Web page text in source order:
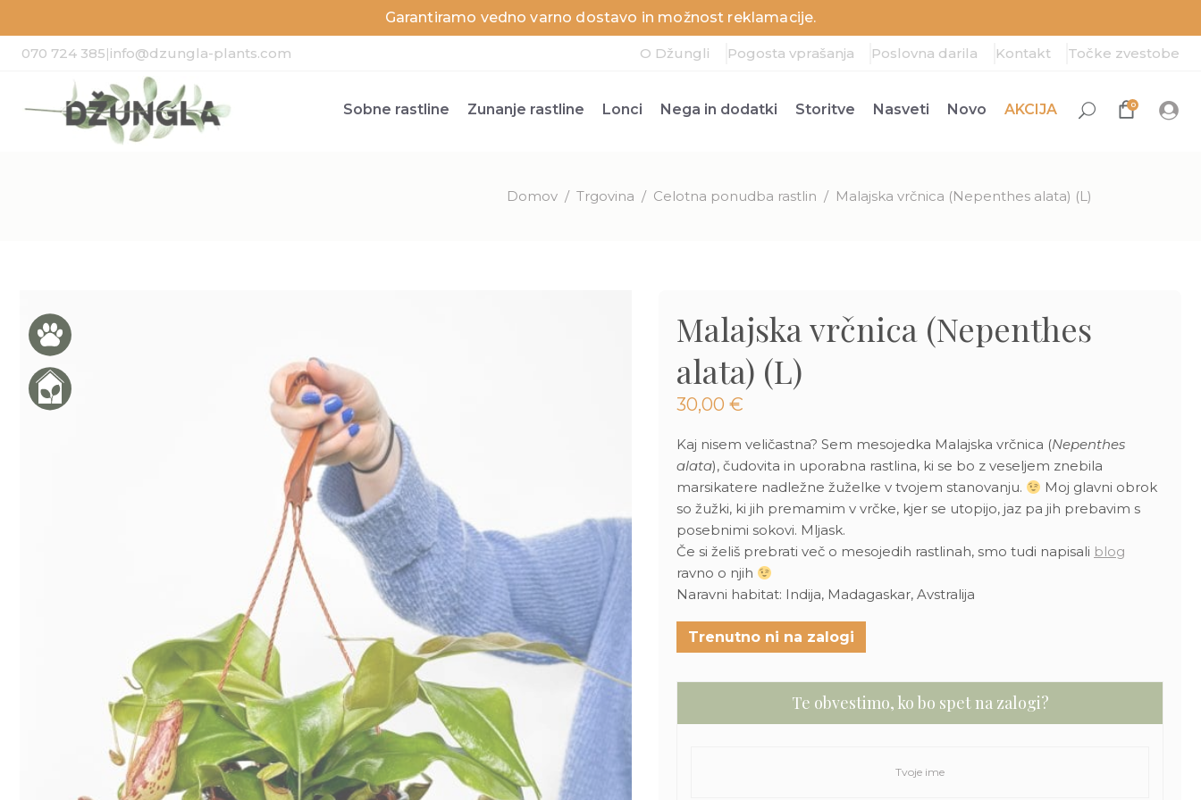
Garantiramo vedno varno dostavo in možnost reklamacije.
070 724 385|info@dzungla-plants.com O Džungli Pogosta vprašanja Poslovna darila Kontakt Točke zvestobe
Sobne rastline Zunanje rastline Lonci Nega in dodatki Storitve Nasveti Novo AKCIJA 0
Domov / Trgovina / Celotna ponudba rastlin / Malajska vrčnica (Nepenthes alata) (L)
Malajska vrčnica (Nepenthes
alata) (L)
30,00 €
Kaj nisem veličastna? Sem mesojedka Malajska vrčnica (Nepenthes
alata), čudovita in uporabna rastlina, ki se bo z veseljem znebila
marsikatere nadležne žuželke v tvojem stanovanju.
Moj glavni obrok
so žužki, ki jih premamim v vrčke, kjer se utopijo, jaz pa jih prebavim s
posebnimi sokovi. Mljask.
Če si želiš prebrati več o mesojedih rastlinah, smo tudi napisali blog
ravno o njih
Naravni habitat: Indija, Madagaskar, Avstralija
Trenutno ni na zalogi
Te obvestimo, ko bo spet na zalogi?